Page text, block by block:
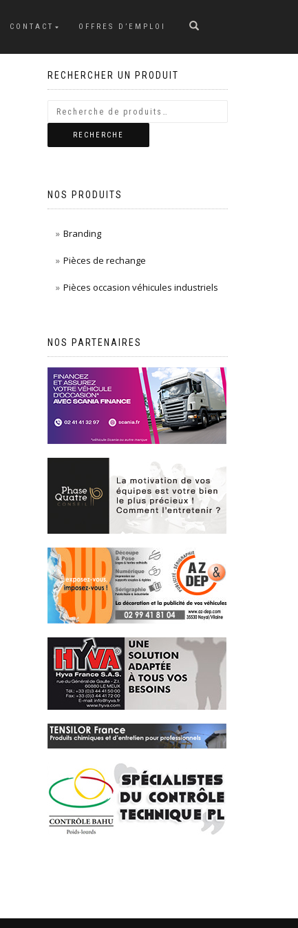
CONTACT OFFRES D’EMPLOI
RECHERCHER UN PRODUIT
RECHERCHE
NOS PRODUITS
Branding
Pièces de rechange
Pièces occasion véhicules industriels
NOS PARTENAIRES